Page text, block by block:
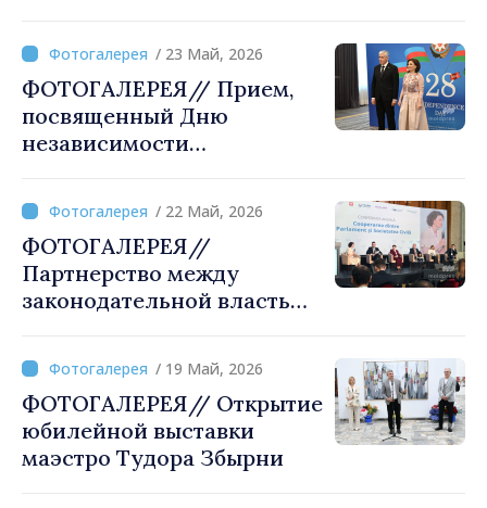
Бухарест
/ 23 Май, 2026
ФОТОГАЛЕРЕЯ// Прием,
посвященный Дню
независимости
МОЛДПРЕС
/ 22 Май, 2026
ФОТОГАЛЕРЕЯ//
Партнерство между
законодательной властью
подтверждено на
ежегодной конференции в
Кишиневе
/ 19 Май, 2026
ФОТОГАЛЕРЕЯ// Открытие
юбилейной выставки
маэстро Тудора Збырни